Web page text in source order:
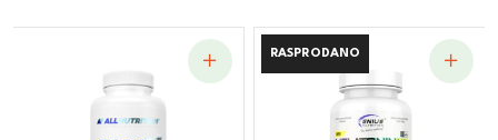
RASPRODANO
RASPRODANO